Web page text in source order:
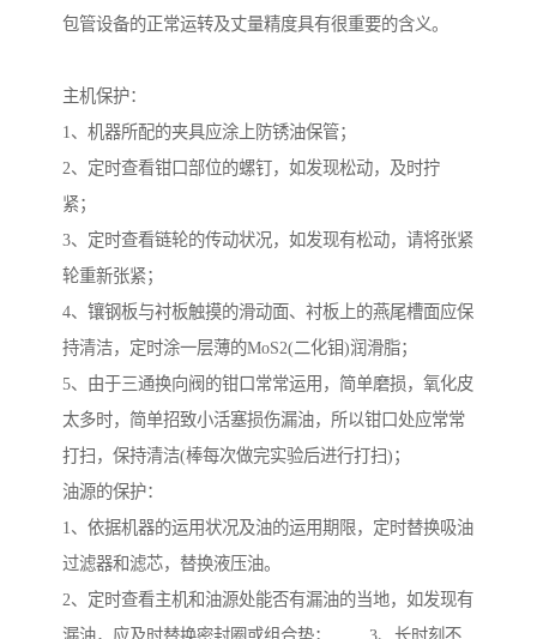
包管设备的正常运转及丈量精度具有很重要的含义。
主机保护：
1、机器所配的夹具应涂上防锈油保管；
2、定时查看钳口部位的螺钉，如发现松动，及时拧
紧；
3、定时查看链轮的传动状况，如发现有松动，请将张紧
轮重新张紧；
4、镶钢板与衬板触摸的滑动面、衬板上的燕尾槽面应保
持清洁，定时涂一层薄的MoS2(二化钼)润滑脂；
5、由于三通换向阀的钳口常常运用，简单磨损，氧化皮
太多时，简单招致小活塞损伤漏油，所以钳口处应常常
打扫，保持清洁(棒每次做完实验后进行打扫)；
油源的保护：
1、依据机器的运用状况及油的运用期限，定时替换吸油
过滤器和滤芯，替换液压油。
2、定时查看主机和油源处能否有漏油的当地，如发现有